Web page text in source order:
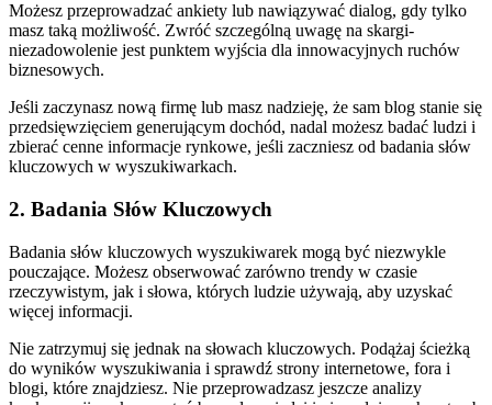
Możesz przeprowadzać ankiety lub nawiązywać dialog, gdy tylko
masz taką możliwość. Zwróć szczególną uwagę na skargi-
niezadowolenie jest punktem wyjścia dla innowacyjnych ruchów
biznesowych.
Jeśli zaczynasz nową firmę lub masz nadzieję, że sam blog stanie się
przedsięwzięciem generującym dochód, nadal możesz badać ludzi i
zbierać cenne informacje rynkowe, jeśli zaczniesz od badania słów
kluczowych w wyszukiwarkach.
2. Badania Słów Kluczowych
Badania słów kluczowych wyszukiwarek mogą być niezwykle
pouczające. Możesz obserwować zarówno trendy w czasie
rzeczywistym, jak i słowa, których ludzie używają, aby uzyskać
więcej informacji.
Nie zatrzymuj się jednak na słowach kluczowych. Podążaj ścieżką
do wyników wyszukiwania i sprawdź strony internetowe, fora i
blogi, które znajdziesz. Nie przeprowadzasz jeszcze analizy